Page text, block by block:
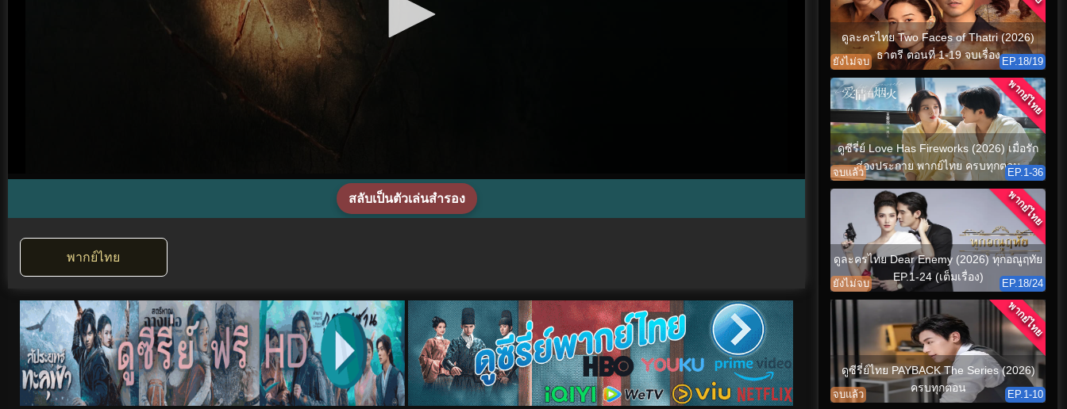
สลับเป็นตัวเล่นสำรอง
พากย์ไทย
ดูละครไทย Two Faces of Thatri (2026)
ธาตรี ตอนที่ 1-19 จบเรื่อง
ยังไม่จบ EP.18/19
ดูซีรี่ย์ Love Has Fireworks (2026) เมื่อรัก
ส่องประกาย พากย์ไทย ครบทุกตอน
จบแล้ว EP.1-36
พากย์ไทย
ดูละครไทย Dear Enemy (2026) ทุกอณูฤทัย
EP.1-24 (เต็มเรื่อง)
ยังไม่จบ EP.18/24
พากย์ไทย
ดูซีรี่ย์ไทย PAYBACK The Series (2026)
ครบทุกตอน
จบแล้ว EP.1-10
พากย์ไทย